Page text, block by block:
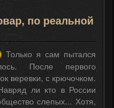
по реальной
Только я сам пытался
После первого
веревки, с крючочком.
ли кто в России
слепых... Хотя,